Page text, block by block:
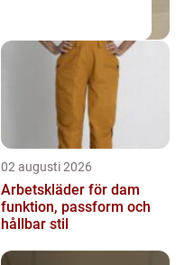
02 augusti 2026
Arbetskläder för dam
funktion, passform och
hållbar stil